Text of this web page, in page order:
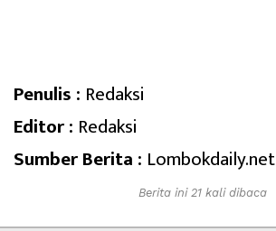
Penulis : Redaksi
Editor : Redaksi
Sumber Berita : Lombokdaily.net
Berita ini 21 kali dibaca